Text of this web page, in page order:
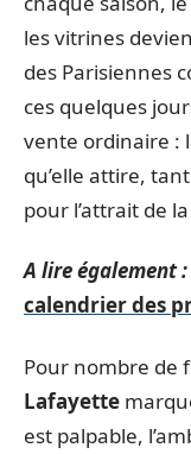
les vitrines
des Parisiennes
ces quelques
vente ordinaire :
qu’elle attire,
pour l’attrait de
A lire également :
calendrier des
Pour nombre de
Lafayette
est palpable,